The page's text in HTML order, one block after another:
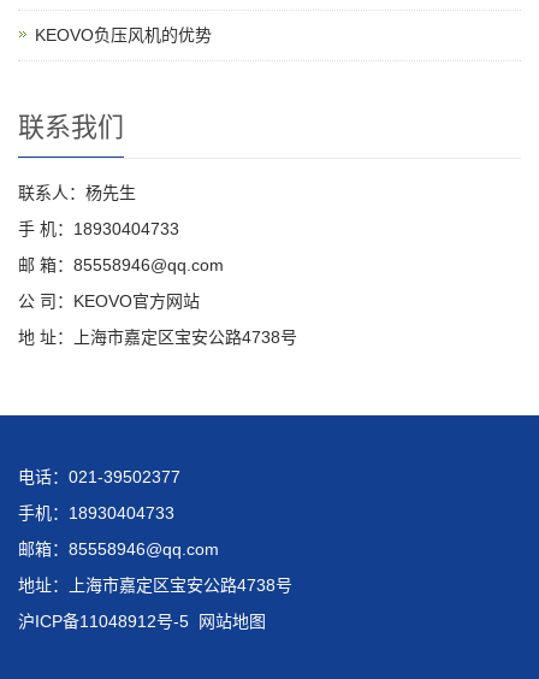
KEOVO负压风机的优势
联系我们
联系人：杨先生
手 机：18930404733
邮 箱：85558946@qq.com
公 司：KEOVO官方网站
地 址：上海市嘉定区宝安公路4738号
电话：021-39502377
手机：18930404733
邮箱：85558946@qq.com
地址：上海市嘉定区宝安公路4738号
沪ICP备11048912号-5
网站地图